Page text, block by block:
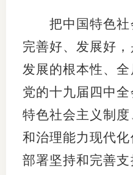
把中国特色社
完善好、发展好
发展的根本性、全
党的十九届四中
特色社会主义制
和治理能力现代
部署坚持和完善